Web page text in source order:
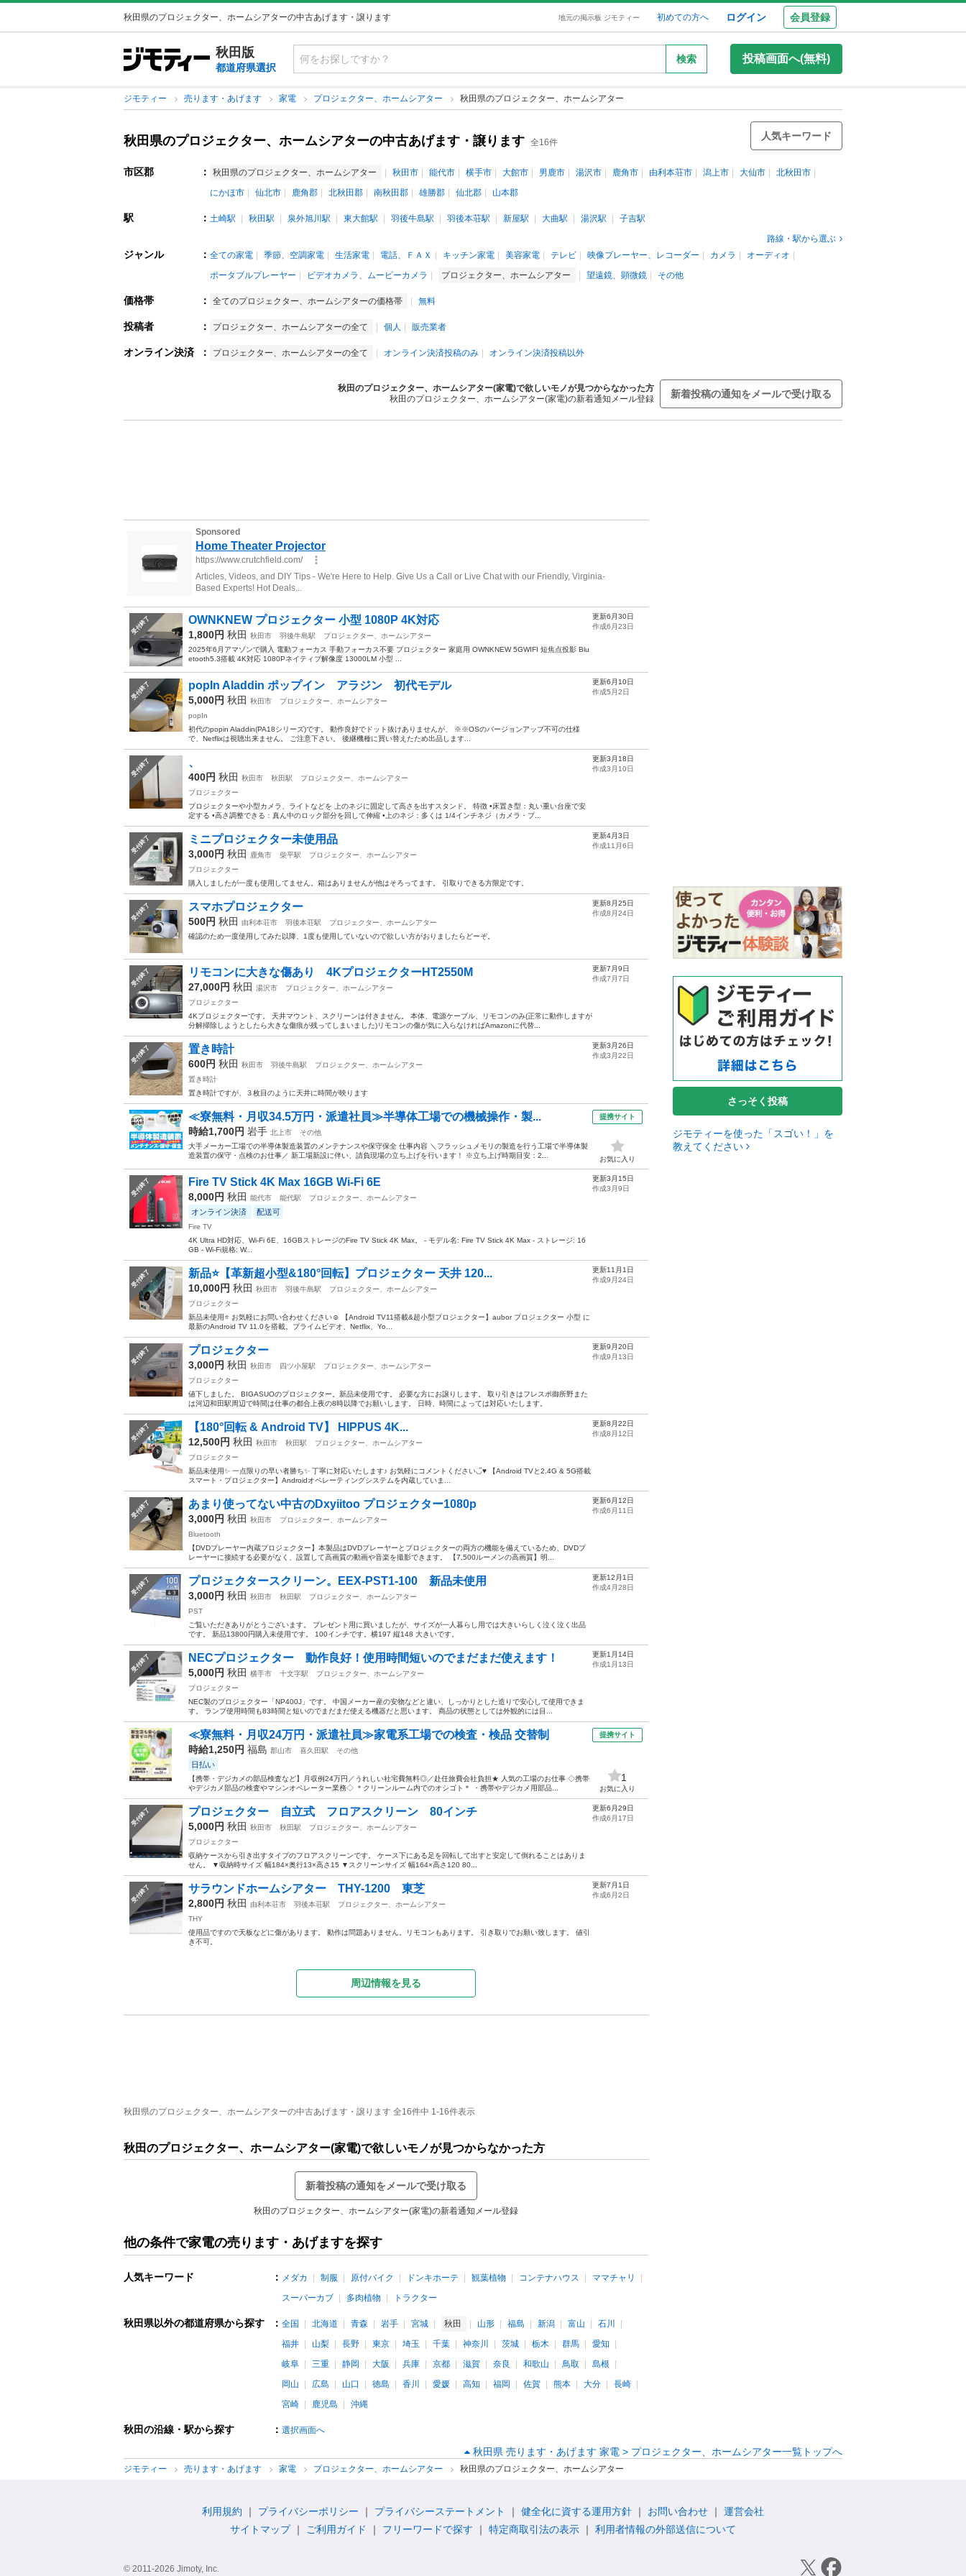
秋田県のプロジェクター、ホームシアターの中古あげます・譲ります 地元の掲示板 ジモティー 初めての方へ ログイン 会員登録
秋田版
都道府県選択
検索 投稿画面へ(無料)
ジモティー 売ります・あげます 家電 プロジェクター、ホームシアター 秋田県のプロジェクター、ホームシアター
秋田県のプロジェクター、ホームシアターの中古あげます・譲ります 全16件
人気キーワード
市区郡 ： 秋田県のプロジェクター、ホームシアター 秋田市 能代市 横手市 大館市 男鹿市 湯沢市 鹿角市 由利本荘市 潟上市 大仙市
北秋田市
にかほ市
仙北市 鹿角郡 北秋田郡 南秋田郡 雄勝郡 仙北郡 山本郡
駅 ： 土崎駅 秋田駅 泉外旭川駅 東大館駅 羽後牛島駅 羽後本荘駅 新屋駅 大曲駅 湯沢駅
子吉駅
路線・駅から選ぶ
ジャンル ： 全ての家電 季節、空調家電 生活家電 電話、ＦＡＸ キッチン家電 美容家電 テレビ 映像プレーヤー、レコーダー カメラ
オーディオ
ポータブルプレーヤー
ビデオカメラ、ムービーカメラ プロジェクター、ホームシアター 望遠鏡、顕微鏡 その他
価格帯 ： 全てのプロジェクター、ホームシアターの価格帯 無料
投稿者 ： プロジェクター、ホームシアターの全て 個人 販売業者
オンライン決済 ： プロジェクター、ホームシアターの全て オンライン決済投稿のみ オンライン決済投稿以外
秋田のプロジェクター、ホームシアター(家電)で欲しいモノが見つからなかった方
秋田のプロジェクター、ホームシアター(家電)の新着通知メール登録
新着投稿の通知をメールで受け取る
受付終了 OWNKNEW プロジェクター 小型 1080P 4K対応
1,800円 秋田 秋田市 羽後牛島駅
プロジェクター、ホームシアター
2025年6月アマゾンで購入 電動フォーカス 手動フォーカス不要 プロジェクター 家庭用 OWNKNEW 5GWIFI 短焦点投影 Blu
etooth5.3搭載 4K対応 1080Pネイティブ解像度 13000LM 小型 ...
更新6月30日
作成6月23日
受付終了 popIn Aladdin ポップイン アラジン 初代モデル
5,000円 秋田 秋田市
プロジェクター、ホームシアター
popIn
初代のpopin Aladdin(PA18シリーズ)です。 動作良好でドット抜けありませんが、 ※※OSのバージョンアップ不可の仕様
で、Netflixは視聴出来ません。 ご注意下さい。 後継機種に買い替えたため出品します...
更新6月10日
作成5月2日
受付終了 、
400円 秋田 秋田市 秋田駅
プロジェクター、ホームシアター
プロジェクター
プロジェクターや小型カメラ、ライトなどを 上のネジに固定して高さを出すスタンド。 特徴 •床置き型：丸い重い台座で安
定する •高さ調整できる：真ん中のロック部分を回して伸縮 •上のネジ：多くは 1/4インチネジ（カメラ・プ...
更新3月18日
作成3月10日
受付終了 ミニプロジェクター未使用品
3,000円 秋田 鹿角市 柴平駅
プロジェクター、ホームシアター
プロジェクター
購入しましたが一度も使用してません。箱はありませんが他はそろってます。 引取りできる方限定です。
更新4月3日
作成11月6日
受付終了 スマホプロジェクター
500円 秋田 由利本荘市 羽後本荘駅
プロジェクター、ホームシアター
確認のため一度使用してみた以降、1度も使用していないので欲しい方がおりましたらどーぞ。
更新8月25日
作成8月24日
受付終了 リモコンに大きな傷あり 4KプロジェクターHT2550M
27,000円 秋田 湯沢市
プロジェクター、ホームシアター
プロジェクター
4Kプロジェクターです。 天井マウント、スクリーンは付きません。 本体、電源ケーブル、リモコンのみ(正常に動作しますが
分解掃除しようとしたら大きな傷痕が残ってしまいました)リモコンの傷が気に入らなければAmazonに代替...
更新7月9日
作成7月7日
受付終了 置き時計
600円 秋田 秋田市 羽後牛島駅
プロジェクター、ホームシアター
置き時計
置き時計ですが、３枚目のように天井に時間が映ります
更新3月26日
作成3月22日
≪寮無料・月収34.5万円・派遣社員≫半導体工場での機械操作・製...
時給1,700円 岩手 北上市
その他
大手メーカー工場での半導体製造装置のメンテナンスや保守保全 仕事内容 ＼フラッシュメモリの製造を行う工場で半導体製
造装置の保守・点検のお仕事／ 新工場新設に伴い、請負現場の立ち上げを行います！ ※立ち上げ時期目安：2...
提携サイト
お気に入り
受付終了 Fire TV Stick 4K Max 16GB Wi-Fi 6E
8,000円 秋田 能代市 能代駅 プロジェクター、ホームシアター
オンライン決済 配送可
Fire TV
4K Ultra HD対応、Wi-Fi 6E、16GBストレージのFire TV Stick 4K Max。 - モデル名: Fire TV Stick 4K Max - ストレージ: 16
GB - Wi-Fi規格: W...
更新3月15日
作成3月9日
受付終了 新品⭐️【革新超小型&180°回転】プロジェクター 天井 120...
10,000円 秋田 秋田市 羽後牛島駅
プロジェクター、ホームシアター
プロジェクター
新品未使用⭐️ お気軽にお問い合わせください☺️ 【Android TV11搭載&超小型プロジェクター】aubor プロジェクター 小型 に
最新のAndroid TV 11.0を搭載。プライムビデオ、Netflix、Yo...
更新11月1日
作成9月24日
受付終了 プロジェクター
3,000円 秋田 秋田市 四ツ小屋駅
プロジェクター、ホームシアター
プロジェクター
値下しました。 BIGASUOのプロジェクター。新品未使用です。 必要な方にお譲りします。 取り引きはフレスポ御所野また
は河辺和田駅周辺で時間は仕事の都合上夜の8時以降でお願いします。 日時、時間によっては対応いたします。
更新9月20日
作成9月13日
受付終了 【180°回転 & Android TV】 HIPPUS 4K...
12,500円 秋田 秋田市 秋田駅
プロジェクター、ホームシアター
プロジェクター
新品未使用✨ 一点限りの早い者勝ち✨ 丁寧に対応いたします♪ お気軽にコメントください◡̈♥︎ 【Android TVと2.4G & 5G搭載
スマート・プロジェクター】Androidオペレーティングシステムを内蔵していま...
更新8月22日
作成8月12日
受付終了 あまり使ってない中古のDxyiitoo プロジェクター1080p
3,000円 秋田 秋田市
プロジェクター、ホームシアター
Bluetooth
【DVDプレーヤー内蔵プロジェクター】本製品はDVDプレーヤーとプロジェクターの両方の機能を備えているため、DVDプ
レーヤーに接続する必要がなく、設置して高画質の動画や音楽を撮影できます。 【7,500ルーメンの高画質】明...
更新6月12日
作成6月11日
受付終了 プロジェクタースクリーン。EEX-PST1-100 新品未使用
3,000円 秋田 秋田市 秋田駅
プロジェクター、ホームシアター
PST
ご覧いただきありがとうございます。 プレゼント用に買いましたが、サイズが一人暮らし用では大きいらしく泣く泣く出品
です。 新品13800円購入未使用です。 100インチです。横197 縦148 大きいです。
更新12月1日
作成4月28日
受付終了 NECプロジェクター 動作良好！使用時間短いのでまだまだ使えます！
5,000円 秋田 横手市 十文字駅
プロジェクター、ホームシアター
プロジェクター
NEC製のプロジェクター「NP400J」です。 中国メーカー産の安物などと違い、しっかりとした造りで安心して使用できま
す。 ランプ使用時間も83時間と短いのでまだまだ使える機器だと思います。 商品の状態としては外観的には目...
更新1月14日
作成1月13日
≪寮無料・月収24万円・派遣社員≫家電系工場での検査・検品 交替制
時給1,250円 福島 郡山市 喜久田駅 その他
日払い
【携帯・デジカメの部品検査など】月収例24万円／うれしい社宅費無料◎／赴任旅費会社負担★ 人気の工場のお仕事 ◇携帯
やデジカメ部品の検査やマシンオペレーター業務◇ ＊クリーンルーム内でのオシゴト＊ ・携帯やデジカメ用部品...
提携サイト
1
お気に入り
受付終了 プロジェクター 自立式 フロアスクリーン 80インチ
5,000円 秋田 秋田市 秋田駅
プロジェクター、ホームシアター
プロジェクター
収納ケースから引き出すタイプのフロアスクリーンです。 ケース下にある足を回転して出すと安定して倒れることはありま
せん。 ▼収納時サイズ 幅184×奥行13×高さ15 ▼スクリーンサイズ 幅164×高さ120 80...
更新6月29日
作成6月17日
受付終了 サラウンドホームシアター THY-1200 東芝
2,800円 秋田 由利本荘市 羽後本荘駅
プロジェクター、ホームシアター
THY
使用品ですので天板などに傷があります。 動作は問題ありません。リモコンもあります。 引き取りでお願い致します。 値引
き不可。
更新7月1日
作成6月2日
周辺情報を見る
秋田県のプロジェクター、ホームシアターの中古あげます・譲ります 全16件中 1-16件表示
秋田のプロジェクター、ホームシアター(家電)で欲しいモノが見つからなかった方
新着投稿の通知をメールで受け取る
秋田のプロジェクター、ホームシアター(家電)の新着通知メール登録
他の条件で家電の売ります・あげますを探す
人気キーワード ： メダカ 制服 原付バイク ドンキホーテ 観葉植物 コンテナハウス
ママチャリ
スーパーカブ
多肉植物 トラクター
秋田県以外の都道府県から探す ： 全国 北海道 青森 岩手 宮城 秋田 山形 福島 新潟 富山
石川
福井
山梨 長野 東京 埼玉 千葉 神奈川 茨城 栃木 群馬
愛知
岐阜
三重 静岡 大阪 兵庫 京都 滋賀 奈良 和歌山 鳥取
島根
岡山
広島 山口 徳島 香川 愛媛 高知 福岡 佐賀 熊本 大分
長崎
宮崎
鹿児島 沖縄
秋田の沿線・駅から探す ： 選択画面へ
さっそく投稿
ジモティーを使った「スゴい！」を
教えてください
秋田県 売ります・あげます 家電 > プロジェクター、ホームシアター一覧トップへ
ジモティー 売ります・あげます 家電 プロジェクター、ホームシアター 秋田県のプロジェクター、ホームシアター
利用規約 プライバシーポリシー プライバシーステートメント 健全化に資する運用方針 お問い合わせ
運営会社
サイトマップ
ご利用ガイド フリーワードで探す 特定商取引法の表示 利用者情報の外部送信について
© 2011-2026 Jimoty, Inc.